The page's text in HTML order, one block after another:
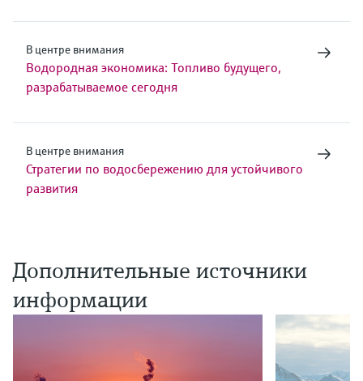
В центре внимания
Водородная экономика: Топливо будущего,
разрабатываемое сегодня
В центре внимания
Стратегии по водосбережению для устойчивого
развития
Дополнительные источники
информации